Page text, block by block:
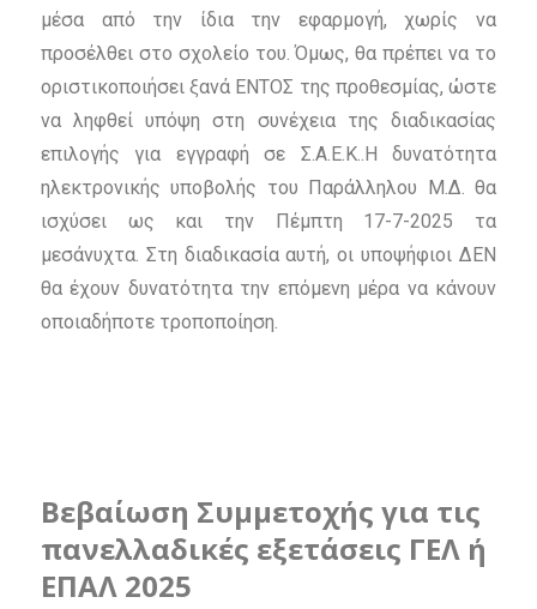
μέσα από την ίδια την εφαρμογή, χωρίς να
προσέλθει στο σχολείο του. Όμως, θα πρέπει να το
οριστικοποιήσει ξανά ΕΝΤΟΣ της προθεσμίας, ώστε
να ληφθεί υπόψη στη συνέχεια της διαδικασίας
επιλογής για εγγραφή σε Σ.Α.Ε.Κ..Η δυνατότητα
ηλεκτρονικής υποβολής του Παράλληλου Μ.Δ. θα
ισχύσει ως και την Πέμπτη 17-7-2025 τα
μεσάνυχτα. Στη διαδικασία αυτή, οι υποψήφιοι ΔΕΝ
θα έχουν δυνατότητα την επόμενη μέρα να κάνουν
οποιαδήποτε τροποποίηση.
Βεβαίωση Συμμετοχής για τις
πανελλαδικές εξετάσεις ΓΕΛ ή
ΕΠΑΛ 2025